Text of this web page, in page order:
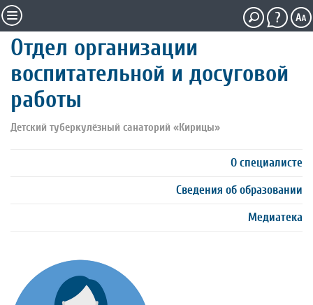
Отдел организации
воспитательной и досуговой
работы
Детский туберкулёзный санаторий «Кирицы»
О специалисте
Сведения об образовании
Медиатека